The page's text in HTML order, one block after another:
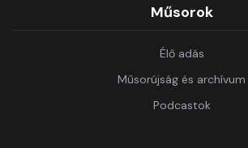
Műsorok
Élő adás
Műsorújság és archívum
Podcastok